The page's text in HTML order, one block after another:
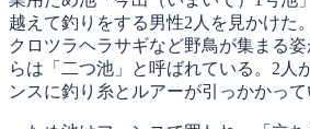
越えて釣りをする男性2人を見かけた
クロツラヘラサギなど野鳥が集まる
らは「二つ池」と呼ばれている。2人
ンスに釣り糸とルアーが引っかかって